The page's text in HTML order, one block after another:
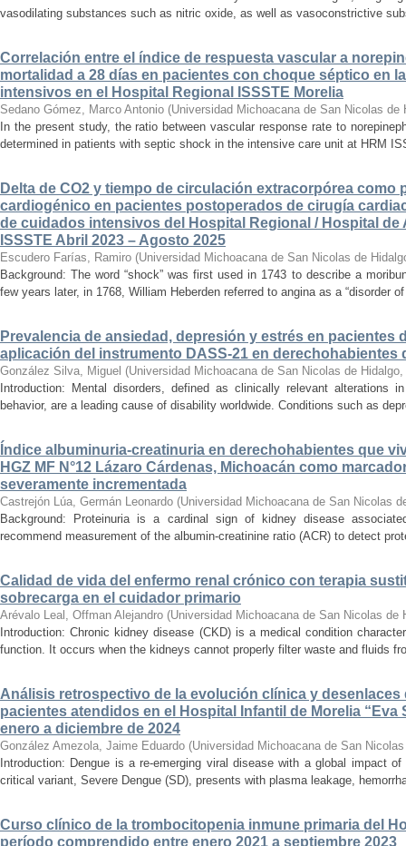
vasodilating substances such as nitric oxide, as well as vasoconstrictive
Correlación entre el índice de respuesta vascular a
mortalidad a 28 días en pacientes con choque séptico en
intensivos en el Hospital Regional ISSSTE Morelia
Sedano Gómez, Marco Antonio (Universidad Michoacana de San Nicolas de
In the present study, the ratio between vascular response rate to
determined in patients with septic shock in the intensive care unit at HRM
Delta de CO2 y tiempo de circulación extracorpórea como
cardiogénico en pacientes postoperados de cirugía
de cuidados intensivos del Hospital Regional / Hospital de
ISSSTE Abril 2023 – Agosto 2025
Escudero Farías, Ramiro (Universidad Michoacana de San Nicolas de
Background: The word “shock” was first used in 1743 to describe a
few years later, in 1768, William Heberden referred to angina as a “disorder
Prevalencia de ansiedad, depresión y estrés en pacientes
aplicación del instrumento DASS-21 en derechohabientes
González Silva, Miguel (Universidad Michoacana de San Nicolas de Hidalgo,
Introduction: Mental disorders, defined as clinically relevant alterations
behavior, are a leading cause of disability worldwide. Conditions such as
Índice albuminuria-creatinuria en derechohabientes que
HGZ MF N°12 Lázaro Cárdenas, Michoacán como
severamente incrementada
Castrejón Lúa, Germán Leonardo (Universidad Michoacana de San Nicolas
Background: Proteinuria is a cardinal sign of kidney disease
recommend measurement of the albumin-creatinine ratio (ACR) to detect
Calidad de vida del enfermo renal crónico con terapia
sobrecarga en el cuidador primario
Arévalo Leal, Offman Alejandro (Universidad Michoacana de San Nicolas de
Introduction: Chronic kidney disease (CKD) is a medical condition
function. It occurs when the kidneys cannot properly filter waste and fluids
Análisis retrospectivo de la evolución clínica y desenlaces
pacientes atendidos en el Hospital Infantil de Morelia “Eva
enero a diciembre de 2024
González Amezola, Jaime Eduardo (Universidad Michoacana de San
Introduction: Dengue is a re-emerging viral disease with a global impact
critical variant, Severe Dengue (SD), presents with plasma leakage,
Curso clínico de la trombocitopenia inmune primaria del
período comprendido entre enero 2021 a septiembre 2023